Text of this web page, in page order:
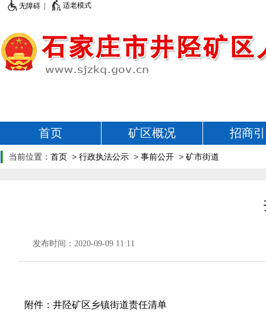
无障碍 | 适老模式
首页 矿区概况 招商
当前位置： 首页 > 行政执法公示 > 事前公开 > 矿市街道
发布时间：2020-09-09 11:11
附件：井陉矿区乡镇街道责任清单